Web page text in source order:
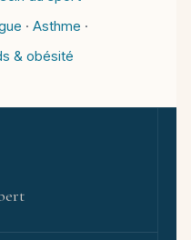
· Asthme ·
& obésité